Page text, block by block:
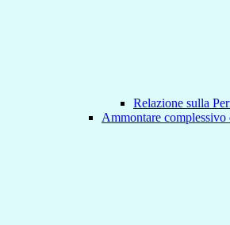
Relazione sulla
Ammontare complessivo